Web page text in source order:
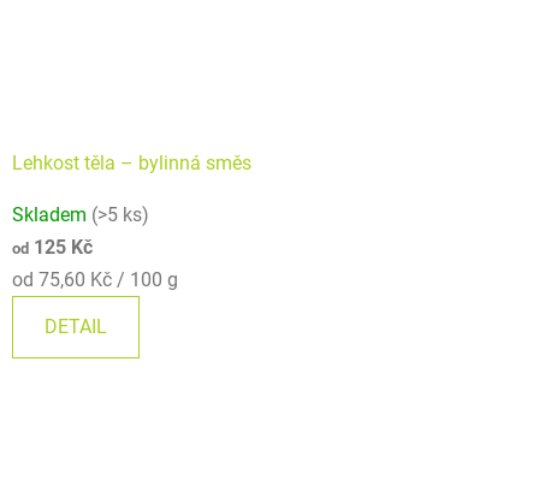
Lehkost těla – bylinná směs
Skladem (>5 ks)
od 125 Kč
Měrná
od 75,60 Kč / 100 g
DETAIL